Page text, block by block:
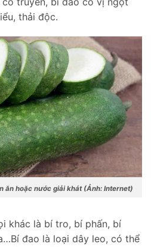
thải độc.
ăn hoặc nước giải khát (Ảnh: Internet)
khác là bí tro, bí phấn, bí
đao là loại dây leo, có thể